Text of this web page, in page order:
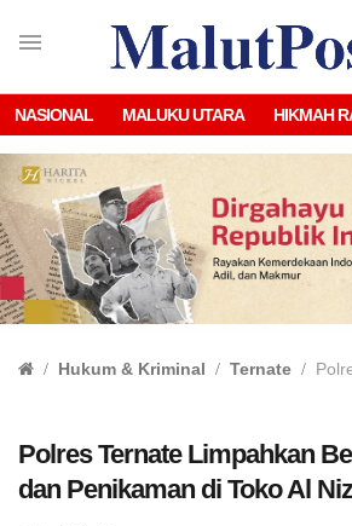
NASIONAL MALUKU UTARA HIKMAH
Hukum & Kriminal Ternate
Polres Ternate Limpahkan
dan Penikaman di Toko Al